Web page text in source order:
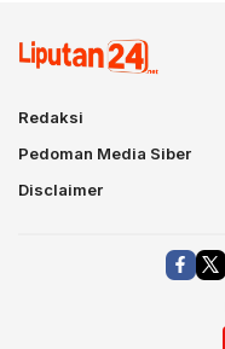
Redaksi
Pedoman Media Siber
Disclaimer